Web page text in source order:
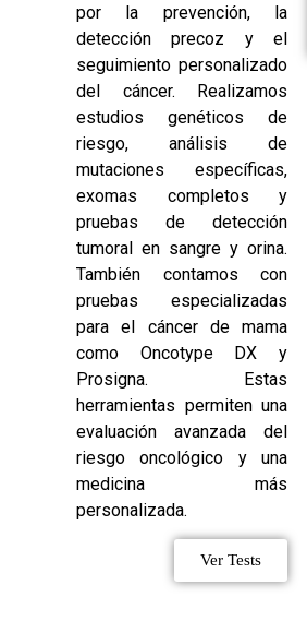
por la prevención, la
detección precoz y el
seguimiento personalizado
del cáncer. Realizamos
estudios genéticos de
riesgo, análisis de
mutaciones específicas,
exomas completos y
pruebas de detección
tumoral en sangre y orina.
También contamos con
pruebas especializadas
para el cáncer de mama
como Oncotype DX y
Prosigna. Estas
herramientas permiten una
evaluación avanzada del
riesgo oncológico y una
medicina más
personalizada.
Ver Tests